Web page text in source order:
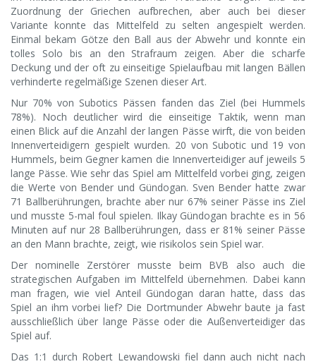
Zuordnung der Griechen aufbrechen, aber auch bei dieser
Variante konnte das Mittelfeld zu selten angespielt werden.
Einmal bekam Götze den Ball aus der Abwehr und konnte ein
tolles Solo bis an den Strafraum zeigen. Aber die scharfe
Deckung und der oft zu einseitige Spielaufbau mit langen Bällen
verhinderte regelmäßige Szenen dieser Art.
Nur 70% von Subotics Pässen fanden das Ziel (bei Hummels
78%). Noch deutlicher wird die einseitige Taktik, wenn man
einen Blick auf die Anzahl der langen Pässe wirft, die von beiden
Innenverteidigern gespielt wurden. 20 von Subotic und 19 von
Hummels, beim Gegner kamen die Innenverteidiger auf jeweils 5
lange Pässe. Wie sehr das Spiel am Mittelfeld vorbei ging, zeigen
die Werte von Bender und Gündogan. Sven Bender hatte zwar
71 Ballberührungen, brachte aber nur 67% seiner Pässe ins Ziel
und musste 5-mal foul spielen. Ilkay Gündogan brachte es in 56
Minuten auf nur 28 Ballberührungen, dass er 81% seiner Pässe
an den Mann brachte, zeigt, wie risikolos sein Spiel war.
Der nominelle Zerstörer musste beim BVB also auch die
strategischen Aufgaben im Mittelfeld übernehmen. Dabei kann
man fragen, wie viel Anteil Gündogan daran hatte, dass das
Spiel an ihm vorbei lief? Die Dortmunder Abwehr baute ja fast
ausschließlich über lange Pässe oder die Außenverteidiger das
Spiel auf.
Das 1:1 durch Robert Lewandowski fiel dann auch nicht nach